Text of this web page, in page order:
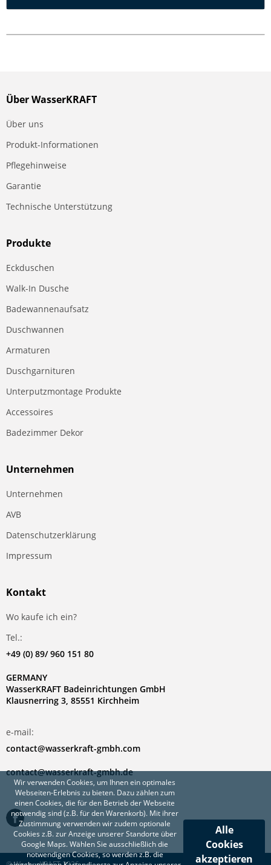
Wir verwenden Cookies, um Ihnen ein optimales
Webseiten-Erlebnis zu bieten. Dazu zählen zum
einen Cookies, die für den Betrieb der Webseite
notwendig sind (z.B. für den Warenkorb). Mit ihrer
Zustimmung verwenden wir zudem optionale
Cookies z.B. zur Anzeige unserer Standorte über
Google Maps. Wählen Sie ausschließlich die
notwendigen Cookies, so werden z.B. die
Alle
Cookies
akzeptieren
Über WasserKRAFT
Über uns
Produkt-Informationen
Pflegehinweise
Garantie
Technische Unterstützung
Produkte
Eckduschen
Walk-In Dusche
Badewannenaufsatz
Duschwannen
Armaturen
Duschgarnituren
Unterputzmontage Produkte
Accessoires
Badezimmer Dekor
Unternehmen
Unternehmen
AVB
Datenschutzerklärung
Impressum
Kontakt
Wo kaufe ich ein?
Tel.:
+49 (0) 89/ 960 151 80
GERMANY
WasserKRAFT Badeinrichtungen GmbH
Klausnerring 3, 85551 Kirchheim
e-mail:
contact@wasserkraft-gmbh.com
contact@wasserkraft-gmbh.de